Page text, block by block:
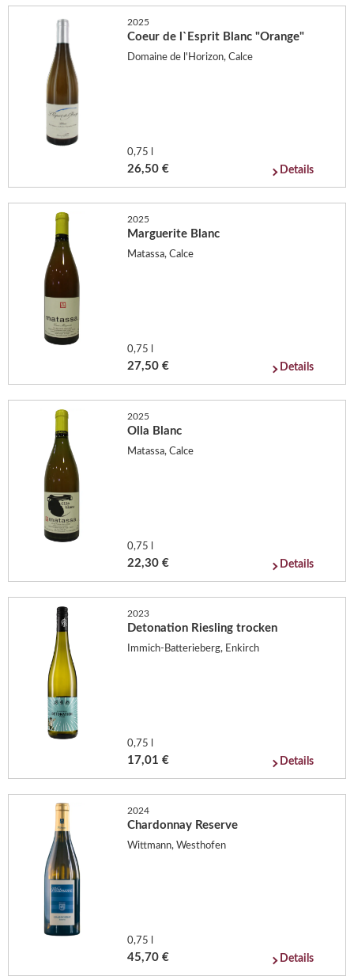
2025
Coeur de l`Esprit Blanc "Orange"
Domaine de l'Horizon, Calce
0,75 l
26,50 € Details
2025
Marguerite Blanc
Matassa, Calce
0,75 l
27,50 € Details
2025
Olla Blanc
Matassa, Calce
0,75 l
22,30 € Details
2023
Detonation Riesling trocken
Immich-Batterieberg, Enkirch
0,75 l
17,01 € Details
2024
Chardonnay Reserve
Wittmann, Westhofen
0,75 l
45,70 € Details